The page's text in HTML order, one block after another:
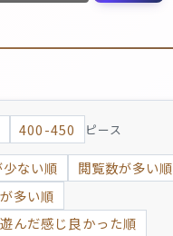
400-450 ピース
ない順
閲覧数が多い順
多い順
遊んだ感じ良かった順